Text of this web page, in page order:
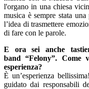
l'organo in una chiesa
musica è sempre stata
l’idea di trasmettere
di fare con le parole.
E ora sei anche
band “Felony”. Come
esperienza?
È un’esperienza
guidato dai responsabili